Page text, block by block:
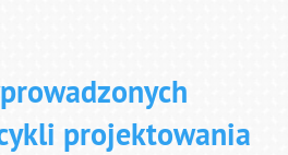
projektowania